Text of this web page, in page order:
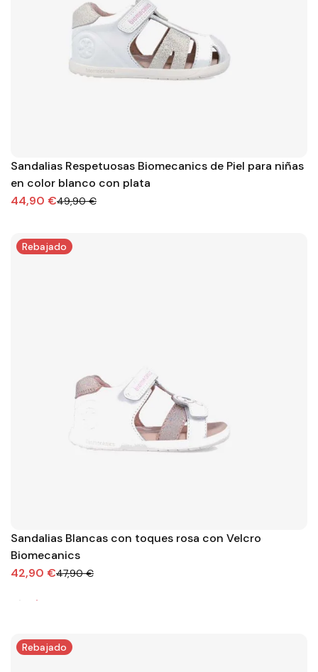
Sandalias Respetuosas Biomecanics de Piel para niñas
en color blanco con plata
44,90 €49,90 €
Rebajado
Sandalias Blancas con toques rosa con Velcro
Biomecanics
42,90 €47,90 €
Rebajado